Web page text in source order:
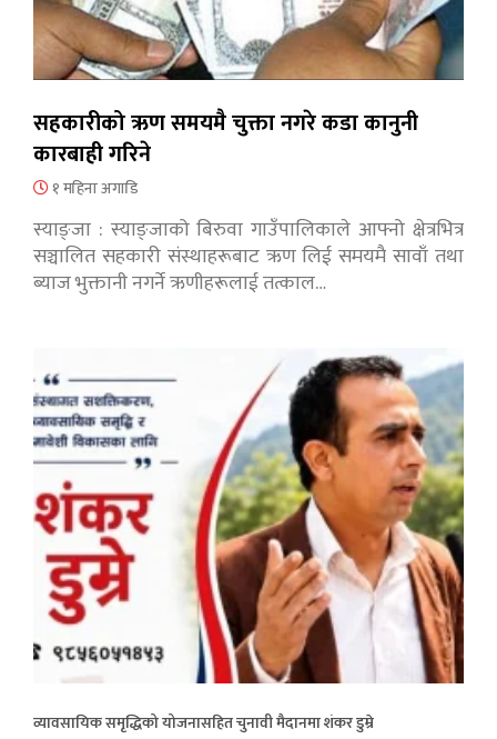
सहकारीको ऋण समयमै चुक्ता नगरे कडा कानुनी
कारबाही गरिने
१ महिना अगाडि
स्याङ्जा : स्याङ्जाको बिरुवा गाउँपालिकाले आफ्नो क्षेत्रभित्र
सञ्चालित सहकारी संस्थाहरूबाट ऋण लिई समयमै सावाँ तथा
ब्याज भुक्तानी नगर्ने ऋणीहरूलाई तत्काल…
व्यावसायिक समृद्धिको योजनासहित चुनावी मैदानमा शंकर डुम्रे